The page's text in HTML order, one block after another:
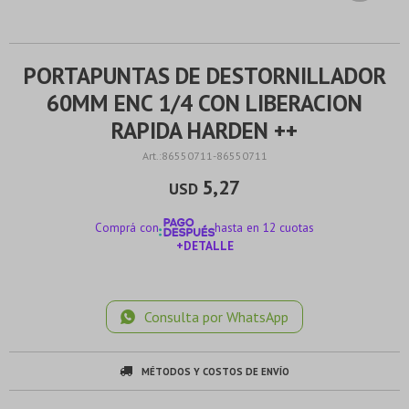
PORTAPUNTAS DE DESTORNILLADOR
60MM ENC 1/4 CON LIBERACION
RAPIDA HARDEN ++
86550711-86550711
USD 5,27
Comprá con
hasta en 12 cuotas
+DETALLE
Consulta por WhatsApp
MÉTODOS Y COSTOS DE ENVÍO